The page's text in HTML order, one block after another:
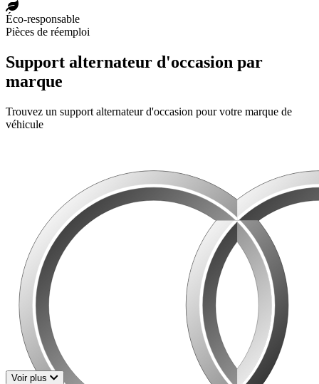
Éco-responsable
Pièces de réemploi
Support alternateur d'occasion par
marque
Trouvez un support alternateur d'occasion pour votre marque de
véhicule
Voir plus